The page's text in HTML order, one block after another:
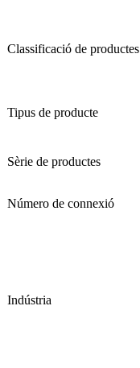
Classificació de productes
Tipus de producte
Sèrie de productes
Número de connexió
Indústria